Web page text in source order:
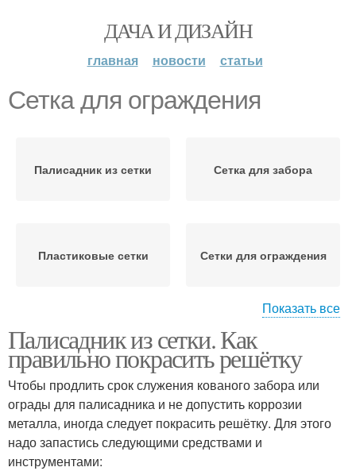
ДАЧА И ДИЗАЙН
главная новости статьи
Сетка для ограждения
Палисадник из сетки Сетка для забора
Пластиковые сетки Сетки для ограждения
сетки
Пластиковая сетка
Показать все
Палисадник из сетки. Как
правильно покрасить решётку
Чтобы продлить срок служения кованого забора или
ограды для палисадника и не допустить коррозии
металла, иногда следует покрасить решётку. Для этого
надо запастись следующими средствами и
инструментами: